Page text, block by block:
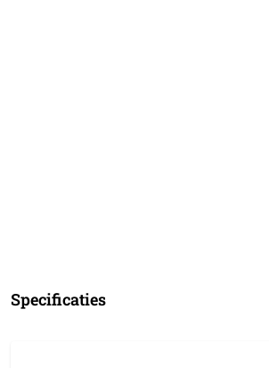
Specificaties